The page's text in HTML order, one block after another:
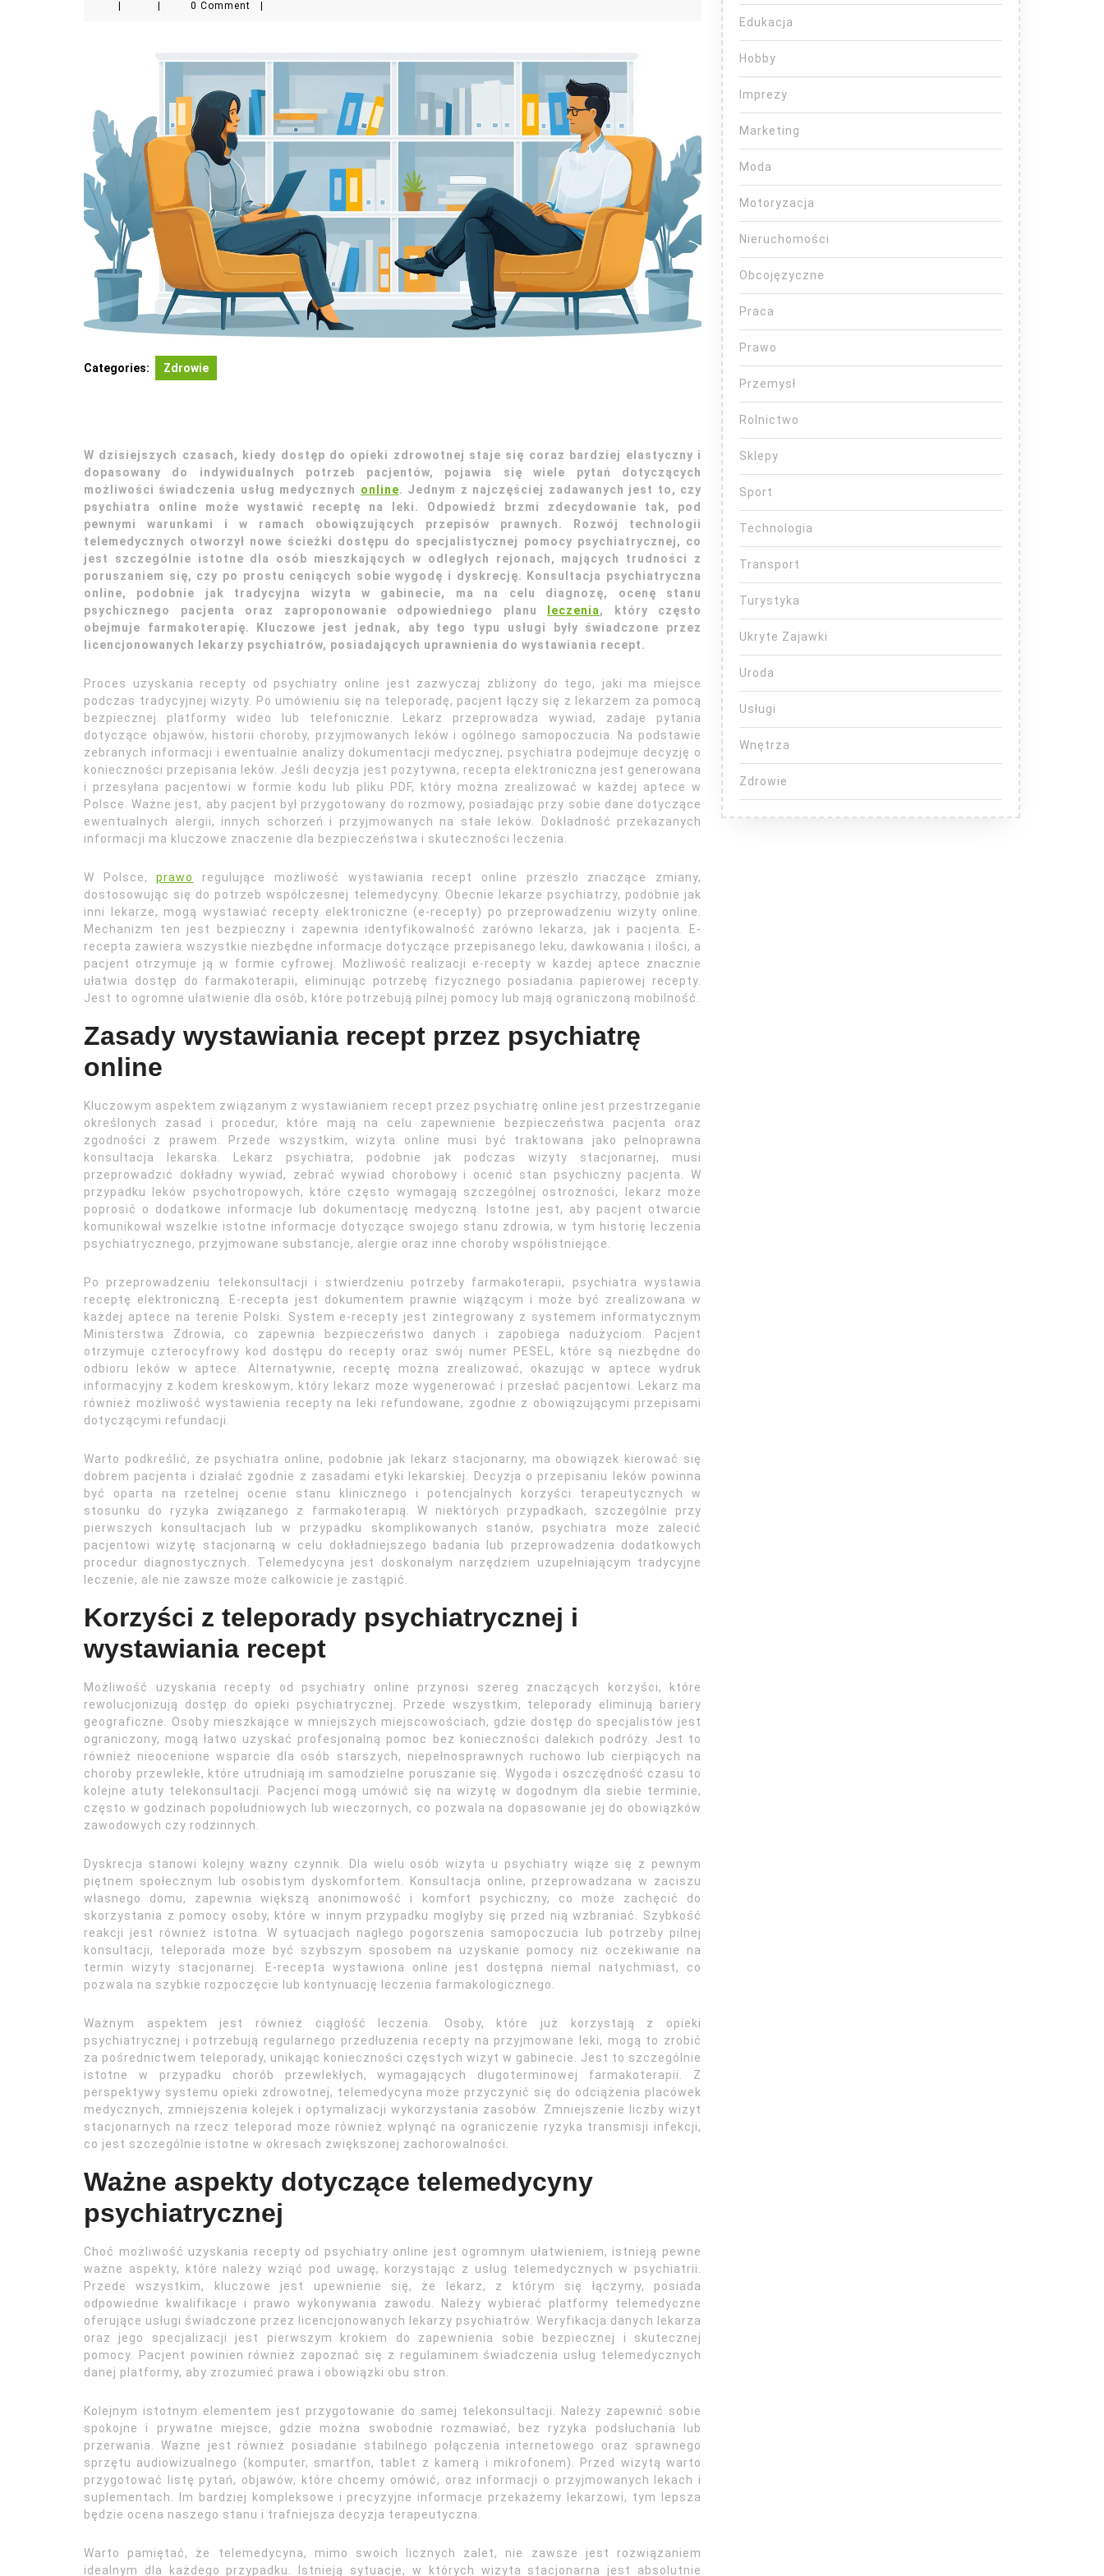
0 Comment
Categories: Zdrowie
W dzisiejszych czasach, kiedy dostęp do opieki zdrowotnej staje się coraz bardziej elastyczny i
dopasowany do indywidualnych potrzeb pacjentów, pojawia się wiele pytań dotyczących
możliwości świadczenia usług medycznych online. Jednym z najczęściej zadawanych jest to, czy
psychiatra online może wystawić receptę na leki. Odpowiedź brzmi zdecydowanie tak, pod
pewnymi warunkami i w ramach obowiązujących przepisów prawnych. Rozwój technologii
telemedycznych otworzył nowe ścieżki dostępu do specjalistycznej pomocy psychiatrycznej, co
jest szczególnie istotne dla osób mieszkających w odległych rejonach, mających trudności z
poruszaniem się, czy po prostu ceniących sobie wygodę i dyskrecję. Konsultacja psychiatryczna
online, podobnie jak tradycyjna wizyta w gabinecie, ma na celu diagnozę, ocenę stanu
psychicznego pacjenta oraz zaproponowanie odpowiedniego planu
leczenia, który często
obejmuje farmakoterapię. Kluczowe jest jednak, aby tego typu usługi były świadczone przez
licencjonowanych lekarzy psychiatrów, posiadających uprawnienia do wystawiania recept.
Proces uzyskania recepty od psychiatry online jest zazwyczaj zbliżony do tego, jaki ma miejsce
podczas tradycyjnej wizyty. Po umówieniu się na teleporadę, pacjent łączy się z lekarzem za pomocą
bezpiecznej platformy wideo lub telefonicznie. Lekarz przeprowadza wywiad, zadaje pytania
dotyczące objawów, historii choroby, przyjmowanych leków i ogólnego samopoczucia. Na podstawie
zebranych informacji i ewentualnie analizy dokumentacji medycznej, psychiatra podejmuje decyzję o
konieczności przepisania leków. Jeśli decyzja jest pozytywna, recepta elektroniczna jest generowana
i przesyłana pacjentowi w formie kodu lub pliku PDF, który można zrealizować w każdej aptece w
Polsce. Ważne jest, aby pacjent był przygotowany do rozmowy, posiadając przy sobie dane dotyczące
ewentualnych alergii, innych schorzeń i przyjmowanych na stałe leków. Dokładność przekazanych
informacji ma kluczowe znaczenie dla bezpieczeństwa i skuteczności leczenia.
W Polsce,prawo
regulujące możliwość wystawiania recept online przeszło znaczące zmiany,
dostosowując się do potrzeb współczesnej telemedycyny. Obecnie lekarze psychiatrzy, podobnie jak
inni lekarze, mogą wystawiać recepty elektroniczne (e-recepty) po przeprowadzeniu wizyty online.
Mechanizm ten jest bezpieczny i zapewnia identyfikowalność zarówno lekarza, jak i pacjenta. E-
recepta zawiera wszystkie niezbędne informacje dotyczące przepisanego leku, dawkowania i ilości, a
pacjent otrzymuje ją w formie cyfrowej. Możliwość realizacji e-recepty w każdej aptece znacznie
ułatwia dostęp do farmakoterapii, eliminując potrzebę fizycznego posiadania papierowej recepty.
Jest to ogromne ułatwienie dla osób, które potrzebują pilnej pomocy lub mają ograniczoną mobilność.
Zasady wystawiania recept przez psychiatrę
online
Kluczowym aspektem związanym z wystawianiem recept przez psychiatrę online jest przestrzeganie
określonych zasad i procedur, które mają na celu zapewnienie bezpieczeństwa pacjenta oraz
zgodności z prawem. Przede wszystkim, wizyta online musi być traktowana jako pełnoprawna
konsultacja lekarska. Lekarz psychiatra, podobnie jak podczas wizyty stacjonarnej, musi
przeprowadzić dokładny wywiad, zebrać wywiad chorobowy i ocenić stan psychiczny pacjenta. W
przypadku leków psychotropowych, które często wymagają szczególnej ostrożności, lekarz może
poprosić o dodatkowe informacje lub dokumentację medyczną. Istotne jest, aby pacjent otwarcie
komunikował wszelkie istotne informacje dotyczące swojego stanu zdrowia, w tym historię leczenia
psychiatrycznego, przyjmowane substancje, alergie oraz inne choroby współistniejące.
Po przeprowadzeniu telekonsultacji i stwierdzeniu potrzeby farmakoterapii, psychiatra wystawia
receptę elektroniczną. E-recepta jest dokumentem prawnie wiążącym i może być zrealizowana w
każdej aptece na terenie Polski. System e-recepty jest zintegrowany z systemem informatycznym
Ministerstwa Zdrowia, co zapewnia bezpieczeństwo danych i zapobiega nadużyciom. Pacjent
otrzymuje czterocyfrowy kod dostępu do recepty oraz swój numer PESEL, które są niezbędne do
odbioru leków w aptece. Alternatywnie, receptę można zrealizować, okazując w aptece wydruk
informacyjny z kodem kreskowym, który lekarz może wygenerować i przesłać pacjentowi. Lekarz ma
również możliwość wystawienia recepty na leki refundowane, zgodnie z obowiązującymi przepisami
dotyczącymi refundacji.
Warto podkreślić, że psychiatra online, podobnie jak lekarz stacjonarny, ma obowiązek kierować się
dobrem pacjenta i działać zgodnie z zasadami etyki lekarskiej. Decyzja o przepisaniu leków powinna
być oparta na rzetelnej ocenie stanu klinicznego i potencjalnych korzyści terapeutycznych w
stosunku do ryzyka związanego z farmakoterapią. W niektórych przypadkach, szczególnie przy
pierwszych konsultacjach lub w przypadku skomplikowanych stanów, psychiatra może zalecić
pacjentowi wizytę stacjonarną w celu dokładniejszego badania lub przeprowadzenia dodatkowych
procedur diagnostycznych. Telemedycyna jest doskonałym narzędziem uzupełniającym tradycyjne
leczenie, ale nie zawsze może całkowicie je zastąpić.
Korzyści z teleporady psychiatrycznej i
wystawiania recept
Możliwość uzyskania recepty od psychiatry online przynosi szereg znaczących korzyści, które
rewolucjonizują dostęp do opieki psychiatrycznej. Przede wszystkim, teleporady eliminują bariery
geograficzne. Osoby mieszkające w mniejszych miejscowościach, gdzie dostęp do specjalistów jest
ograniczony, mogą łatwo uzyskać profesjonalną pomoc bez konieczności dalekich podróży. Jest to
również nieocenione wsparcie dla osób starszych, niepełnosprawnych ruchowo lub cierpiących na
choroby przewlekłe, które utrudniają im samodzielne poruszanie się. Wygoda i oszczędność czasu to
kolejne atuty telekonsultacji. Pacjenci mogą umówić się na wizytę w dogodnym dla siebie terminie,
często w godzinach popołudniowych lub wieczornych, co pozwala na dopasowanie jej do obowiązków
zawodowych czy rodzinnych.
Dyskrecja stanowi kolejny ważny czynnik. Dla wielu osób wizyta u psychiatry wiąże się z pewnym
piętnem społecznym lub osobistym dyskomfortem. Konsultacja online, przeprowadzana w zaciszu
własnego domu, zapewnia większą anonimowość i komfort psychiczny, co może zachęcić do
skorzystania z pomocy osoby, które w innym przypadku mogłyby się przed nią wzbraniać. Szybkość
reakcji jest również istotna. W sytuacjach nagłego pogorszenia samopoczucia lub potrzeby pilnej
konsultacji, teleporada może być szybszym sposobem na uzyskanie pomocy niż oczekiwanie na
termin wizyty stacjonarnej. E-recepta wystawiona online jest dostępna niemal natychmiast, co
pozwala na szybkie rozpoczęcie lub kontynuację leczenia farmakologicznego.
Ważnym aspektem jest również ciągłość leczenia. Osoby, które już korzystają z opieki
psychiatrycznej i potrzebują regularnego przedłużenia recepty na przyjmowane leki, mogą to zrobić
za pośrednictwem teleporady, unikając konieczności częstych wizyt w gabinecie. Jest to szczególnie
istotne w przypadku chorób przewlekłych, wymagających długoterminowej farmakoterapii. Z
perspektywy systemu opieki zdrowotnej, telemedycyna może przyczynić się do odciążenia placówek
medycznych, zmniejszenia kolejek i optymalizacji wykorzystania zasobów. Zmniejszenie liczby wizyt
stacjonarnych na rzecz teleporad może również wpłynąć na ograniczenie ryzyka transmisji infekcji,
co jest szczególnie istotne w okresach zwiększonej zachorowalności.
Ważne aspekty dotyczące telemedycyny
psychiatrycznej
Choć możliwość uzyskania recepty od psychiatry online jest ogromnym ułatwieniem, istnieją pewne
ważne aspekty, które należy wziąć pod uwagę, korzystając z usług telemedycznych w psychiatrii.
Przede wszystkim, kluczowe jest upewnienie się, że lekarz, z którym się łączymy, posiada
odpowiednie kwalifikacje i prawo wykonywania zawodu. Należy wybierać platformy telemedyczne
oferujące usługi świadczone przez licencjonowanych lekarzy psychiatrów. Weryfikacja danych lekarza
oraz jego specjalizacji jest pierwszym krokiem do zapewnienia sobie bezpiecznej i skutecznej
pomocy. Pacjent powinien również zapoznać się z regulaminem świadczenia usług telemedycznych
danej platformy, aby zrozumieć prawa i obowiązki obu stron.
Kolejnym istotnym elementem jest przygotowanie do samej telekonsultacji. Należy zapewnić sobie
spokojne i prywatne miejsce, gdzie można swobodnie rozmawiać, bez ryzyka podsłuchania lub
przerwania. Ważne jest również posiadanie stabilnego połączenia internetowego oraz sprawnego
sprzętu audiowizualnego (komputer, smartfon, tablet z kamerą i mikrofonem). Przed wizytą warto
przygotować listę pytań, objawów, które chcemy omówić, oraz informacji o przyjmowanych lekach i
suplementach. Im bardziej kompleksowe i precyzyjne informacje przekażemy lekarzowi, tym lepsza
będzie ocena naszego stanu i trafniejsza decyzja terapeutyczna.
Warto pamiętać, że telemedycyna, mimo swoich licznych zalet, nie zawsze jest rozwiązaniem
idealnym dla każdego przypadku. Istnieją sytuacje, w których wizyta stacjonarna jest absolutnie
Edukacja
Hobby
Imprezy
Marketing
Moda
Motoryzacja
Nieruchomości
Obcojęzyczne
Praca
Prawo
Przemysł
Rolnictwo
Sklepy
Sport
Technologia
Transport
Turystyka
Ukryte Zajawki
Uroda
Usługi
Wnętrza
Zdrowie